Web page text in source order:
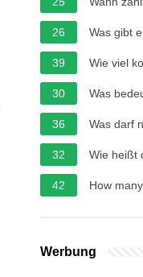
26 Was gibt
39 Wie viel
30 Was
36 Was darf
32 Wie heißt
42 How
Werbung